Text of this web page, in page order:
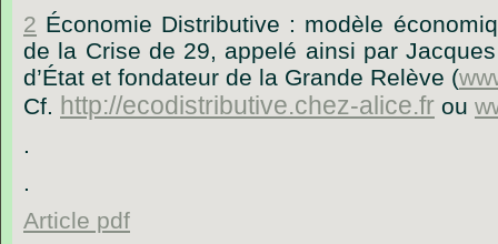
2 Économie Distributive : modèle
de la Crise de 29, appelé ainsi par
d’État et fondateur de la Grande Relève (
Cf. http://ecodistributive.chez-alice.fr ou
.
.
Article pdf